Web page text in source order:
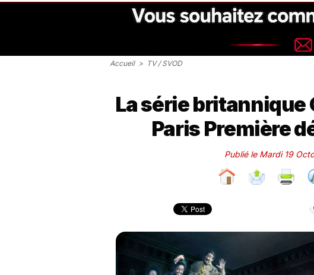
Accueil > TV / SVOD
La série britannique
Paris Première
Publié le Mardi 19